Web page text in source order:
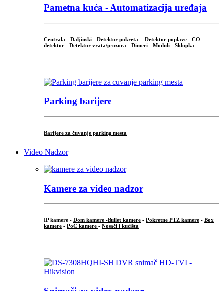
Pametna kuća - Automatizacija uređaja
Centrala - Daljinski - Detektor pokreta - Detektor poplave - CO
detektor - Detektor vrata/prozora - Dimeri - Moduli - Sklopka
Parking barijere
Barijere za čuvanje parking mesta
Video Nadzor
Kamere za video nadzor
IP kamere - Dom kamere -Bullet kamere - Pokretne PTZ kamere - Box
kamere - PoC kamere - Nosači i kućišta